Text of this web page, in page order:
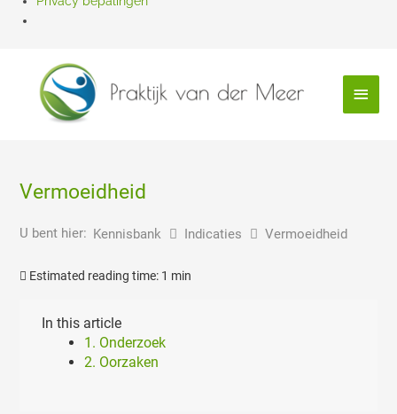
Vermoeidheid
U bent hier: Kennisbank Indicaties Vermoeidheid
Estimated reading time: 1 min
In this article
1. Onderzoek
2. Oorzaken